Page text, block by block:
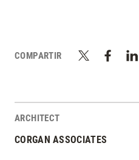
COMPARTIR
ARCHITECT
CORGAN ASSOCIATES